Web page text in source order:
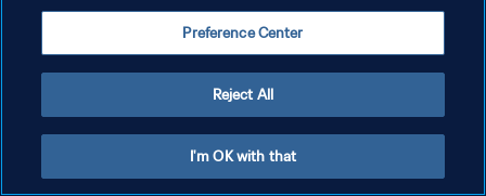
TERMOS DE SERVIÇO
ADMINISTRAR AS PREFERÊNCIAS DE COOKIES
Copyright © 1994-2026 FIFA. Todos os direitos reservados.
Preference Center
Reject All
I'm OK with that